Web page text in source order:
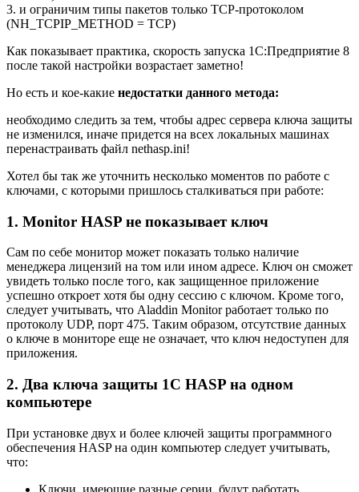
3. и ограничим типы пакетов только TCP-протоколом
(NH_TCPIP_METHOD = TCP)
Как показывает практика, скорость запуска 1С:Предприятие 8
после такой настройки возрастает заметно!
Но есть и кое-какие недостатки данного метода:
необходимо следить за тем, чтобы адрес сервера ключа защиты
не изменился, иначе придется на всех локальных машинах
перенастраивать файл nethasp.ini!
Хотел бы так же уточнить несколько моментов по работе с
ключами, с которыми пришлось сталкиваться при работе:
1. Monitor HASP не показывает ключ
Сам по себе монитор может показать только наличие
менеджера лицензий на том или ином адресе. Ключ он сможет
увидеть только после того, как защищенное приложение
успешно откроет хотя бы одну сессию с ключом. Кроме того,
следует учитывать, что Aladdin Monitor работает только по
протоколу UDP, порт 475. Таким образом, отсутствие данных
о ключе в мониторе еще не означает, что ключ недоступен для
приложения.
2. Два ключа защиты 1С HASP на одном
компьютере
При установке двух и более ключей защиты программного
обеспечения HASP на один компьютер следует учитывать,
что:
Ключи, имеющие разные серии, будут работать